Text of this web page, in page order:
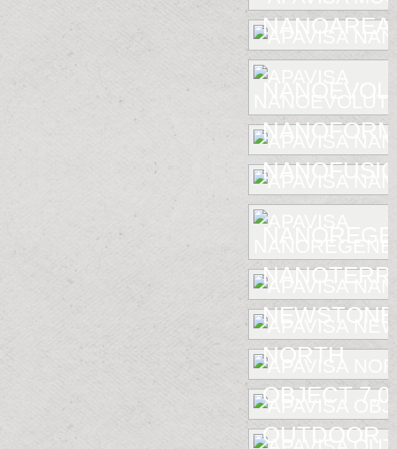
NANOAREA
NEWSTONE
NORTH
OBJECT 7.0
OUTDOOR